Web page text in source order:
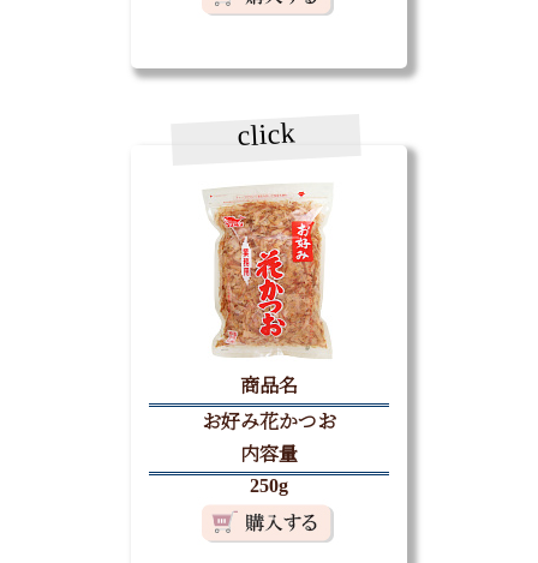
click
商品名
お好み花かつお
内容量
250g